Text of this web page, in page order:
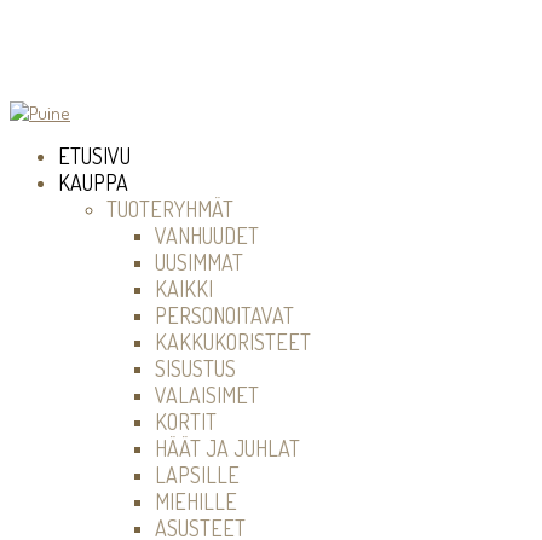
ETUSIVU
KAUPPA
TUOTERYHMÄT
VANHUUDET
UUSIMMAT
KAIKKI
PERSONOITAVAT
KAKKUKORISTEET
SISUSTUS
VALAISIMET
KORTIT
HÄÄT JA JUHLAT
LAPSILLE
MIEHILLE
ASUSTEET